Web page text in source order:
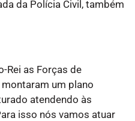
da Polícia Civil, também
Rei as Forças de
um plano
atendendo às
isso nós vamos atuar